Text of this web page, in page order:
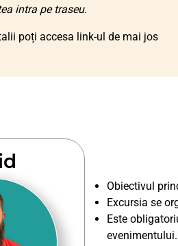
intra pe traseu.
poți accesa link-ul de mai jos
Obiectivul
Excursia se
Este
evenimentului.